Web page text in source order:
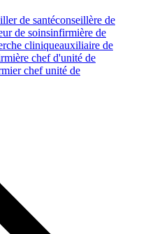
de santéconseillère de
de soinsinfirmière de
cliniqueauxiliaire de
chef d'unité de
chef unité de